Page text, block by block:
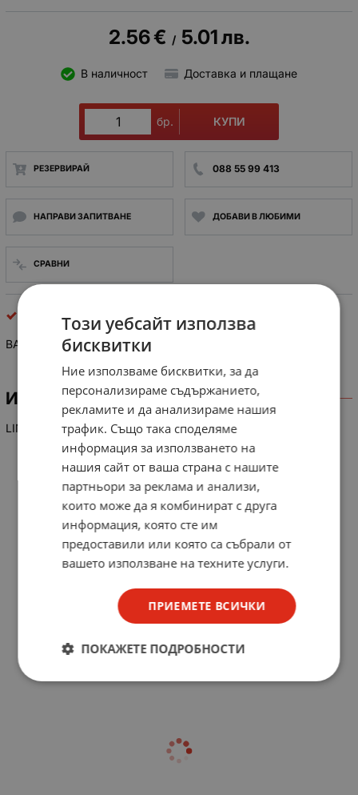
2.56€ / 5.01лв.
В наличност Доставка и плащане
бр. КУПИ
РЕЗЕРВИРАЙ 088 55 99 413
НАПРАВИ ЗАПИТВАНЕ ДОБАВИ В ЛЮБИМИ
СРАВНИ
интегрални схеми
BA 3920
ИНФОРМАЦИЯ
LIN-IC referenz-Spg.-/Ref. Vilg. Generato
Този уебсайт използва
бисквитки
Ние използваме бисквитки, за да
персонализираме съдържанието,
рекламите и да анализираме нашия
трафик. Също така споделяме
информация за използването на
нашия сайт от ваша страна с нашите
партньори за реклама и анализи,
които може да я комбинират с друга
информация, която сте им
предоставили или която са събрали от
вашето използване на техните услуги.
ПРИЕМЕТЕ ВСИЧКИ
ПОКАЖЕТЕ ПОДРОБНОСТИ